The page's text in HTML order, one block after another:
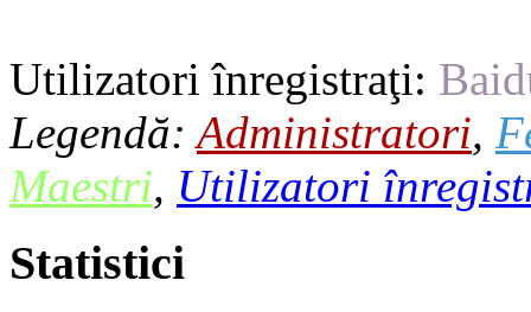
Utilizatori înregistraţi:
Legendă:Administratori,
Maestri, Utilizatori
Statistici